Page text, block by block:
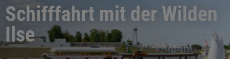
Schifffahrt mit der Wilden
Ilse